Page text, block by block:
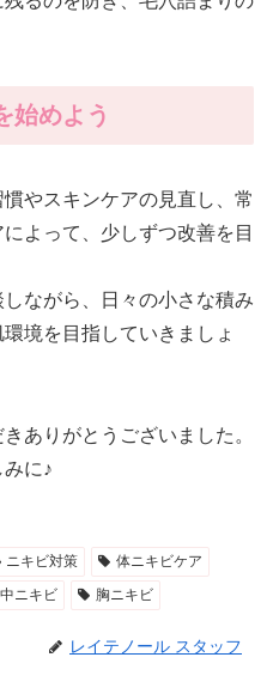
始めよう
やスキンケアの見直し、常
よって、少しずつ改善を目
ながら、日々の小さな積み
境を目指していきましょ
ありがとうございました。
に♪
ニキビ対策
体ニキビケア
ニキビ 胸ニキビ
レイテノール スタッフ